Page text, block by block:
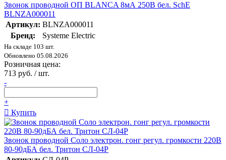
Звонок проводной ОП BLANCA 8мА 250В бел. SchE
BLNZA000011
Артикул: BLNZA000011
Бренд:
Systeme Electric
На складе 103 шт.
Обновлено 05.08.2026
Розничная цена:
713 руб. / шт.
-
+
Купить
Звонок проводной Соло электрон. гонг регул. громкости 220В
80-90дБА бел. Тритон СЛ-04Р